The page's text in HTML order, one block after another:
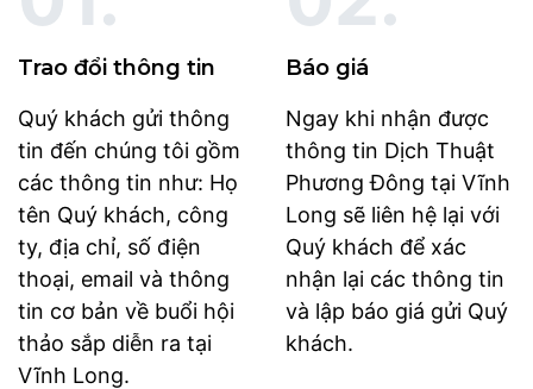
Trao đổi thông tin
Quý khách gửi thông
tin đến chúng tôi gồm
các thông tin như: Họ
tên Quý khách, công
ty, địa chỉ, số điện
thoại, email và thông
tin cơ bản về buổi hội
thảo sắp diễn ra tại
Vĩnh Long.
Báo giá
Ngay khi nhận được
thông tin Dịch Thuật
Phương Đông tại Vĩnh
Long sẽ liên hệ lại với
Quý khách để xác
nhận lại các thông tin
và lập báo giá gửi Quý
khách.